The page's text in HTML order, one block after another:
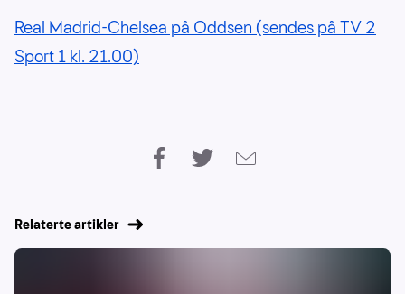
Real Madrid-Chelsea på Oddsen (sendes på TV 2
Sport 1 kl. 21.00)
Relaterte artikler